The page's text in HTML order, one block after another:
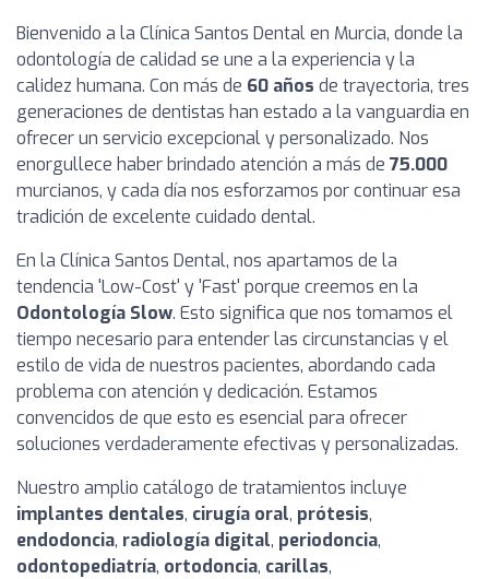
Bienvenido a la Clínica Santos Dental en Murcia, donde la
odontología de calidad se une a la experiencia y la
calidez humana. Con más de 60 años de trayectoria, tres
generaciones de dentistas han estado a la vanguardia en
ofrecer un servicio excepcional y personalizado. Nos
enorgullece haber brindado atención a más de 75.000
murcianos, y cada día nos esforzamos por continuar esa
tradición de excelente cuidado dental.
En la Clínica Santos Dental, nos apartamos de la
tendencia 'Low-Cost' y 'Fast' porque creemos en la
Odontología Slow. Esto significa que nos tomamos el
tiempo necesario para entender las circunstancias y el
estilo de vida de nuestros pacientes, abordando cada
problema con atención y dedicación. Estamos
convencidos de que esto es esencial para ofrecer
soluciones verdaderamente efectivas y personalizadas.
Nuestro amplio catálogo de tratamientos incluye
implantes dentales, cirugía oral, prótesis,
endodoncia, radiología digital, periodoncia,
odontopediatría, ortodoncia, carillas,